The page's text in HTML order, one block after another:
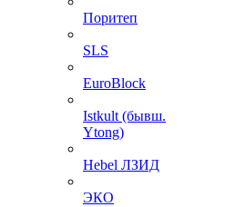
Поритеп
SLS
EuroBlock
Istkult (бывш.
Ytong)
Hebel ЛЗИД
ЭКО